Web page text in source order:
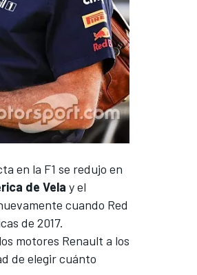
en la F1 se redujo en
de Vela y el
cuando Red
de 2017.
motores Renault a los
de elegir cuánto